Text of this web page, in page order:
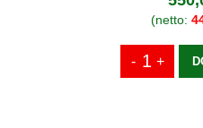
(netto: